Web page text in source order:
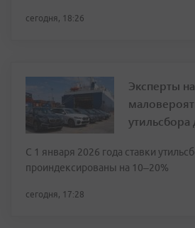
сегодня, 18:26
Эксперты
утильсбора
С 1 января 2026 года ставки
проиндексированы на 10–20%
сегодня, 17:28